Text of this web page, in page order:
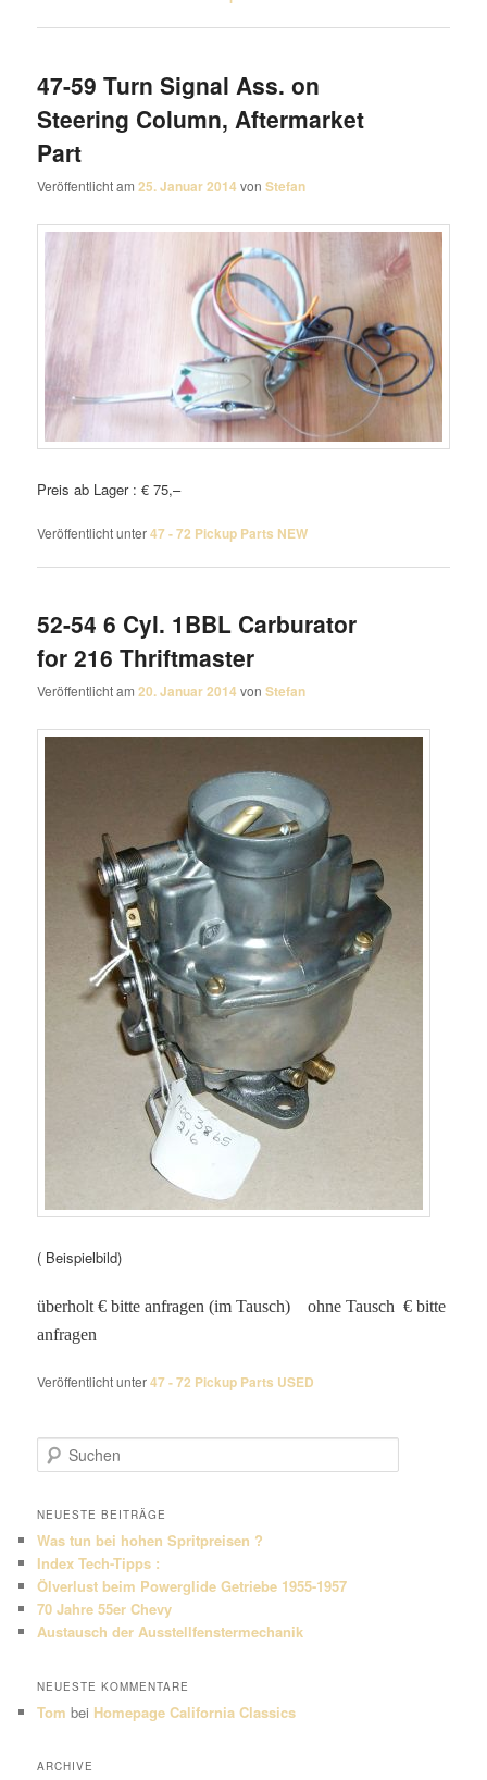
47-59 Turn Signal Ass. on
Steering Column, Aftermarket
Part
Veröffentlicht am25. Januar 2014vonStefan
Preis ab Lager : € 75,–
Veröffentlicht unter47 - 72 Pickup Parts NEW
52-54 6 Cyl. 1BBL Carburator
for 216 Thriftmaster
Veröffentlicht am20. Januar 2014vonStefan
( Beispielbild)
überholt € bitte anfragen (im Tausch) ohne Tausch € bitte
anfragen
Veröffentlicht unter47 - 72 Pickup Parts USED
u
h
n
NEUESTE BEITRÄGE
Was tun bei hohen Spritpreisen ?
Index Tech-Tipps :
Ölverlust beim Powerglide Getriebe 1955-1957
70 Jahre 55er Chevy
Austausch der Ausstellfenstermechanik
NEUESTE KOMMENTARE
Tom bei Homepage California Classics
ARCHIVE